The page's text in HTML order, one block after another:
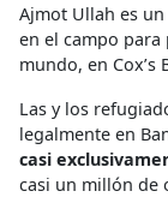
Ajmot Ullah es
en el campo
mundo, en Cox’s
Las y los
legalmente en
casi
casi un millón de